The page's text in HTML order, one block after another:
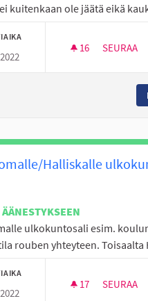
kuitenkaan ole jäätä eikä
16 16
SEURAA
Halliskalle
ulkokuntosali esim.
rouben yhteyteen. Toisaalta
17 17
SEURAA